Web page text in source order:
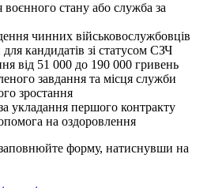
воєнного стану або служба за
чинних військовослужбовців
кандидатів зі статусом СЗЧ
від 51 000 до 190 000 гривень
завдання та місця служби
зростання
укладання першого контракту
на оздоровлення
форму, натиснувши на